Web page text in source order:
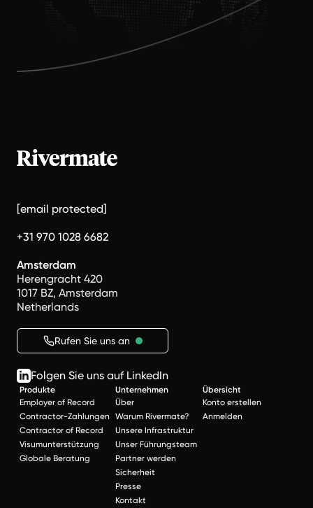
[email protected]
+31 970 1028 6682
Amsterdam
Herengracht 420
1017 BZ, Amsterdam
Netherlands
Rufen Sie uns an
Folgen Sie uns auf LinkedIn
Produkte
Employer of Record
Contractor-Zahlungen
Contractor of Record
Visumunterstützung
Globale Beratung
Unternehmen
Über
Warum Rivermate?
Unsere Infrastruktur
Unser Führungsteam
Partner werden
Sicherheit
Presse
Kontakt
Übersicht
Konto erstellen
Anmelden